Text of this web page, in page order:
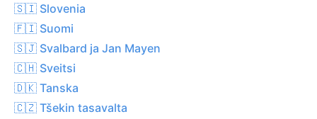
🇸🇮 Slovenia
🇫🇮 Suomi
🇸🇯 Svalbard ja Jan Mayen
🇨🇭 Sveitsi
🇩🇰 Tanska
🇨🇿 Tšekin tasavalta